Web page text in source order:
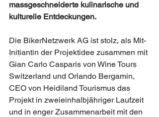
massgeschneiderte kulinarische und
kulturelle Entdeckungen.
Die BikerNetzwerk AG ist stolz, als Mit-
Initiantin der Projektidee zusammen mit
Gian Carlo Casparis von Wine Tours
Switzerland und Orlando Bergamin,
CEO von Heidiland Tourismus das
Projekt in zweieinhalbjähriger Laufzeit
und in enger Zusammenarbeit mit den